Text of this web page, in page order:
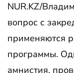
NUR.KZ/
вопрос с
применяются
программы.
амнистия,